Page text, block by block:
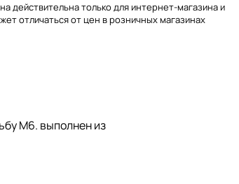
действительна только для интернет-магазина и
отличаться от цен в розничных магазинах
М6. выполнен из